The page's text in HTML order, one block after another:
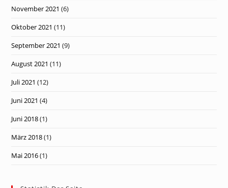
November 2021 (6)
Oktober 2021 (11)
September 2021 (9)
August 2021 (11)
Juli 2021 (12)
Juni 2021 (4)
Juni 2018(1)
März 2018(1)
Mai 2016(1)